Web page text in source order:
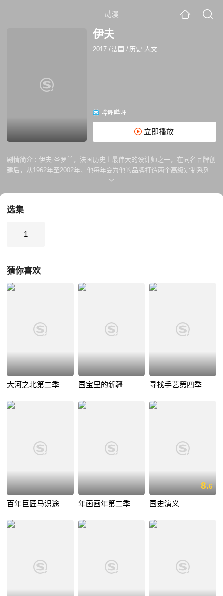
动漫
伊夫
2017 / 法国 / 历史 人文
哔哩哔哩
立即播放
剧情简介 : 伊夫·圣罗兰，法国历史上最伟大的设计师之一，在同名品牌创
建后，从1962年至2002年，他每年会为他的品牌打造两个高级定制系列。
而这些高级定制的背后，是一幅又一幅由圣罗兰本人亲自绘画的手稿。本
选集
1
猜你喜欢
大河之北第二季 国宝里的新疆 寻找手艺第四季
百年巨匠马识途 年画画年第二季
8.6
国史演义